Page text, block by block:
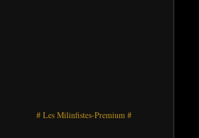
# Les Milinfistes-Premium #